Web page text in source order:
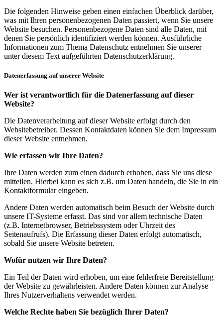
Die folgenden Hinweise geben einen einfachen Überblick darüber,
was mit Ihren personenbezogenen Daten passiert, wenn Sie unsere
Website besuchen. Personenbezogene Daten sind alle Daten, mit
denen Sie persönlich identifiziert werden können. Ausführliche
Informationen zum Thema Datenschutz entnehmen Sie unserer
unter diesem Text aufgeführten Datenschutzerklärung.
Datenerfassung auf unserer Website
Wer ist verantwortlich für die Datenerfassung auf dieser
Website?
Die Datenverarbeitung auf dieser Website erfolgt durch den
Websitebetreiber. Dessen Kontaktdaten können Sie dem Impressum
dieser Website entnehmen.
Wie erfassen wir Ihre Daten?
Ihre Daten werden zum einen dadurch erhoben, dass Sie uns diese
mitteilen. Hierbei kann es sich z.B. um Daten handeln, die Sie in ein
Kontaktformular eingeben.
Andere Daten werden automatisch beim Besuch der Website durch
unsere IT-Systeme erfasst. Das sind vor allem technische Daten
(z.B. Internetbrowser, Betriebssystem oder Uhrzeit des
Seitenaufrufs). Die Erfassung dieser Daten erfolgt automatisch,
sobald Sie unsere Website betreten.
Wofür nutzen wir Ihre Daten?
Ein Teil der Daten wird erhoben, um eine fehlerfreie Bereitstellung
der Website zu gewährleisten. Andere Daten können zur Analyse
Ihres Nutzerverhaltens verwendet werden.
Welche Rechte haben Sie bezüglich Ihrer Daten?